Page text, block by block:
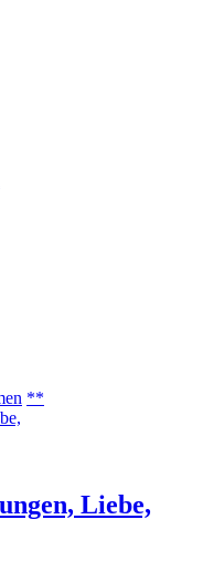
**
Liebe,